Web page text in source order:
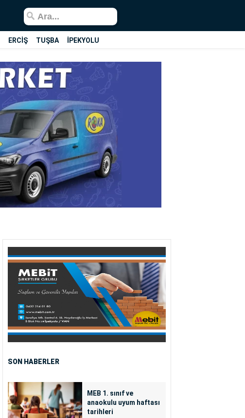
ERCİŞ TUŞBA İPEKYOLU
SON HABERLER
MEB 1. sınıf ve
anaokulu uyum haftası
tarihleri